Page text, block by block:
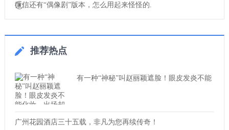
微信还有“偶像剧”版本，怎么用起来怪怪的.
推荐热点
有一种“神秘”叫赵丽颖遮脸！眼皮发炎不能
广州花园酒店三十五载，非凡为您再续传奇！